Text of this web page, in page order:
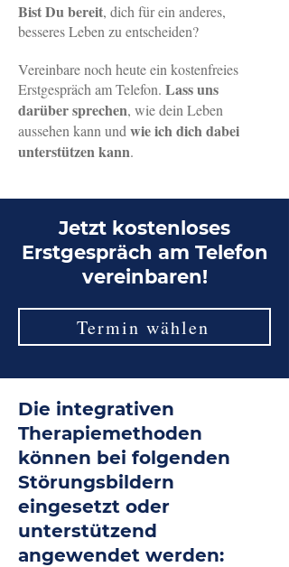
Bist Du bereit, dich für ein anderes,
besseres Leben zu entscheiden?
Vereinbare noch heute ein kostenfreies
Erstgespräch am Telefon. Lass uns
darüber sprechen, wie dein Leben
aussehen kann und wie ich dich dabei
unterstützen kann.
Jetzt kostenloses
Erstgespräch am Telefon
vereinbaren!
Termin wählen
Die integrativen
Therapiemethoden
können bei folgenden
Störungsbildern
eingesetzt oder
unterstützend
angewendet werden: